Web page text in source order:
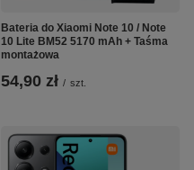
Bateria do Xiaomi Note 10 / Note
10 Lite BM52 5170 mAh + Taśma
montażowa
54,90 zł / szt.